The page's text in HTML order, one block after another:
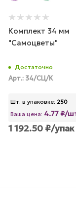
Комплект 34 мм
"Самоцветы"
Достаточно
Арт.: 34/СЦ/К
Шт. в упаковке: 250
Ваша цена: 4.77 ₽/
1 192.50 ₽/упак